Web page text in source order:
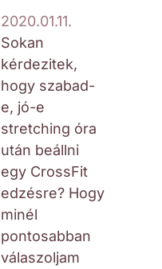
2020.01.11.
Sokan
kérdezitek,
hogy szabad-
e, jó-e
stretching óra
után beállni
egy CrossFit
edzésre? Hogy
minél
pontosabban
válaszoljam